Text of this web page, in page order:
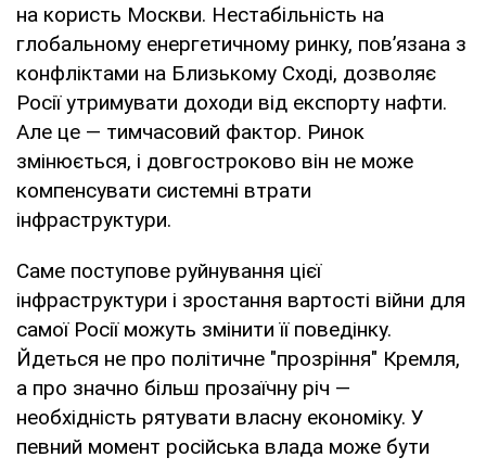
на користь Москви. Нестабільність на
глобальному енергетичному ринку, пов’язана з
конфліктами на Близькому Сході, дозволяє
Росії утримувати доходи від експорту нафти.
Але це — тимчасовий фактор. Ринок
змінюється, і довгостроково він не може
компенсувати системні втрати
інфраструктури.
Саме поступове руйнування цієї
інфраструктури і зростання вартості війни для
самої Росії можуть змінити її поведінку.
Йдеться не про політичне "прозріння" Кремля,
а про значно більш прозаїчну річ —
необхідність рятувати власну економіку. У
певний момент російська влада може бути